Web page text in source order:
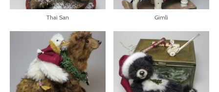
Thai San Gimli